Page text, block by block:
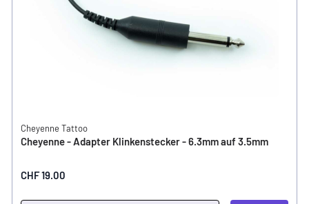
Cheyenne Tattoo
Cheyenne - Adapter Klinkenstecker - 6.3mm auf 3.5mm
CHF 19.00